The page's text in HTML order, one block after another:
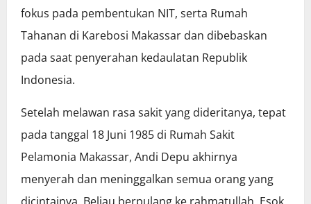
fokus pada pembentukan NIT, serta Rumah
Tahanan di Karebosi Makassar dan dibebaskan
pada saat penyerahan kedaulatan Republik
Indonesia.
Setelah melawan rasa sakit yang dideritanya, tepat
pada tanggal 18 Juni 1985 di Rumah Sakit
Pelamonia Makassar, Andi Depu akhirnya
menyerah dan meninggalkan semua orang yang